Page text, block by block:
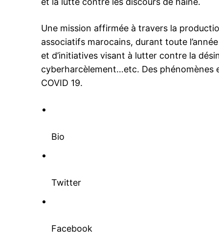
Une mission affirmée à travers la
associatifs marocains, durant toute
et d’initiatives visant à lutter contre la
cyberharcèlement…etc. Des phénomènes
COVID 19.
Bio
Twitter
Facebook